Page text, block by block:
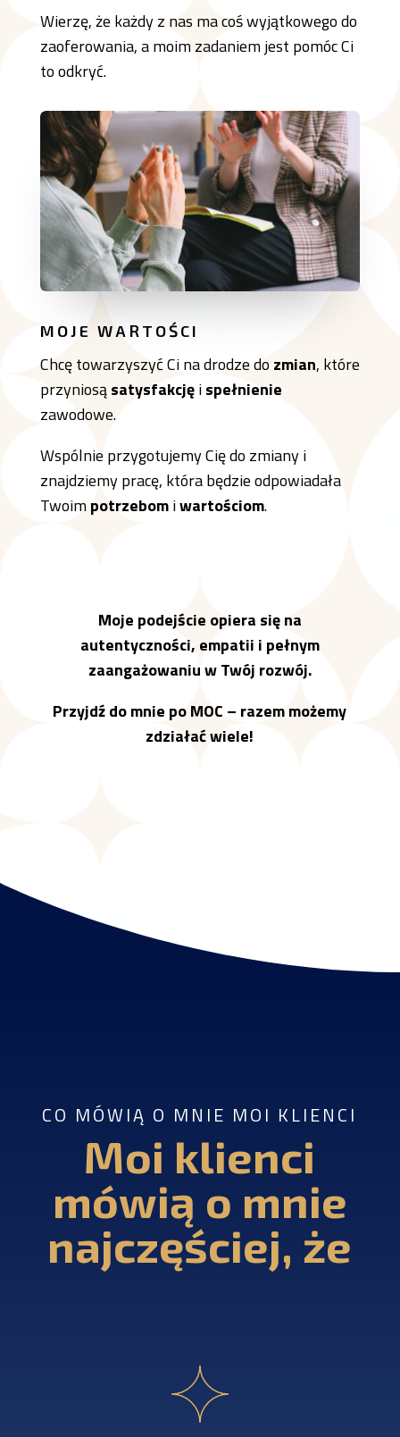
Wierzę, że każdy z nas ma coś wyjątkowego do
zaoferowania, a moim zadaniem jest pomóc Ci
to odkryć.
MOJE WARTOŚCI
Chcę towarzyszyć Ci na drodze do zmian, które
przyniosąsatysfakcjęispełnienie
zawodowe.
Wspólnie przygotujemy Cię do zmiany i
znajdziemy pracę, która będzie odpowiadała
Twoimpotrzebomiwartościom.
Moje podejście opiera się na
autentyczności, empatii i pełnym
zaangażowaniu w Twój rozwój.
Przyjdź do mnie po MOC – razem możemy
zdziałać wiele!
CO MÓWIĄ O MNIE MOI KLIENCI
Moi klienci
mówią o mnie
najczęściej, że